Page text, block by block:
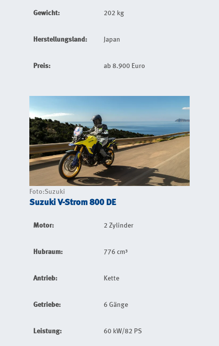
Gewicht: 202 kg
Herstellungsland: Japan
Preis: ab 8.900 Euro
Foto:Suzuki
Suzuki V-Strom 800 DE
Motor: 2 Zylinder
Hubraum: 776 cm³
Antrieb: Kette
Getriebe: 6 Gänge
Leistung: 60 kW/82 PS